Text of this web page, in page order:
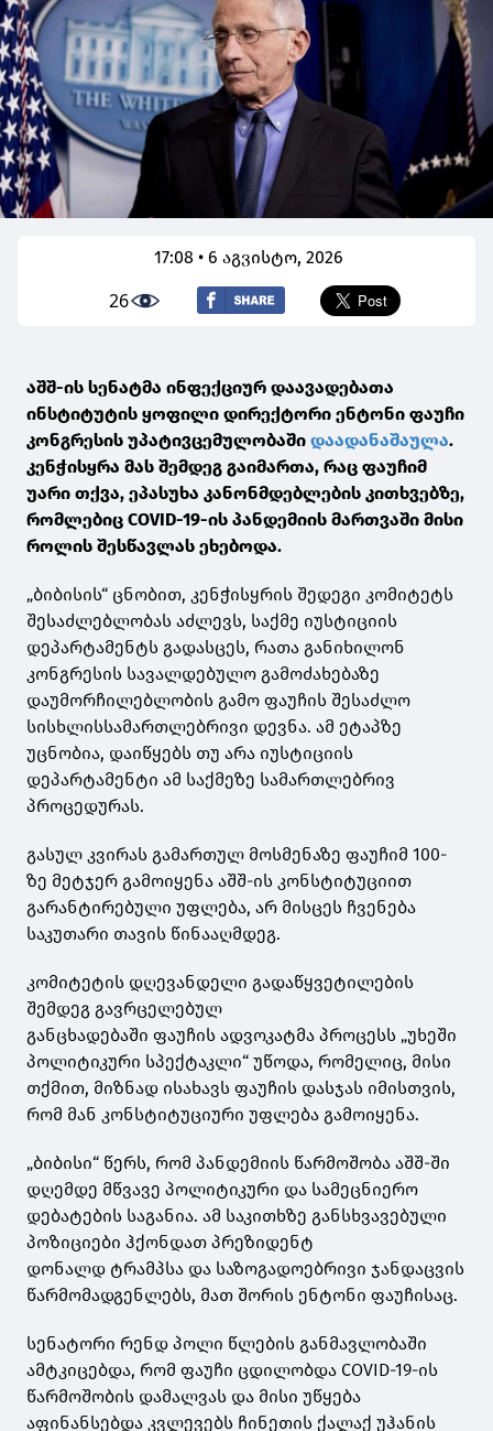
17:08 • 6 აგვისტო, 2026
26
აშშ-ის სენატმა ინფექციურ დაავადებათა
ინსტიტუტის ყოფილი დირექტორი ენტონი ფაუჩი
კონგრესის უპატივცემულობაში დაადანაშაულა.
კენჭისყრა მას შემდეგ გაიმართა, რაც ფაუჩიმ
უარი თქვა, ეპასუხა კანონმდებლების კითხვებზე,
რომლებიც COVID-19-ის პანდემიის მართვაში მისი
როლის შესწავლას ეხებოდა.
„ბიბისის“ ცნობით, კენჭისყრის შედეგი კომიტეტს
შესაძლებლობას აძლევს, საქმე იუსტიციის
დეპარტამენტს გადასცეს, რათა განიხილონ
კონგრესის სავალდებულო გამოძახებაზე
დაუმორჩილებლობის გამო ფაუჩის შესაძლო
სისხლისსამართლებრივი დევნა. ამ ეტაპზე
უცნობია, დაიწყებს თუ არა იუსტიციის
დეპარტამენტი ამ საქმეზე სამართლებრივ
პროცედურას.
გასულ კვირას გამართულ მოსმენაზე ფაუჩიმ 100-
ზე მეტჯერ გამოიყენა აშშ-ის კონსტიტუციით
გარანტირებული უფლება, არ მისცეს ჩვენება
საკუთარი თავის წინააღმდეგ.
კომიტეტის დღევანდელი გადაწყვეტილების
შემდეგ გავრცელებულ
განცხადებაში ფაუჩის ადვოკატმა პროცესს „უხეში
პოლიტიკური სპექტაკლი“ უწოდა, რომელიც, მისი
თქმით, მიზნად ისახავს ფაუჩის დასჯას იმისთვის,
რომ მან კონსტიტუციური უფლება გამოიყენა.
„ბიბისი“ წერს, რომ პანდემიის წარმოშობა აშშ-ში
დღემდე მწვავე პოლიტიკური და სამეცნიერო
დებატების საგანია. ამ საკითხზე განსხვავებული
პოზიციები ჰქონდათ პრეზიდენტ
დონალდ ტრამპსა და საზოგადოებრივი ჯანდაცვის
წარმომადგენლებს, მათ შორის ენტონი ფაუჩისაც.
სენატორი რენდ პოლი წლების განმავლობაში
ამტკიცებდა, რომ ფაუჩი ცდილობდა COVID-19-ის
წარმოშობის დამალვას და მისი უწყება
აფინანსებდა კვლევებს ჩინეთის ქალაქ უჰანის